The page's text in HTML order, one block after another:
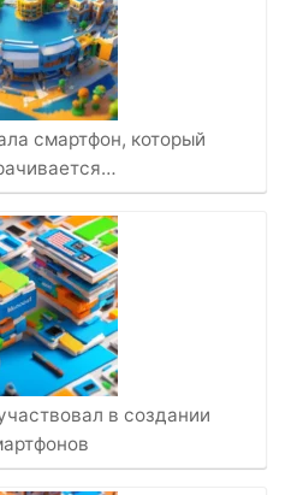
смартфон, который
в создании